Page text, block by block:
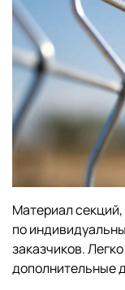
Материал
по
заказчиков.
дополнительные